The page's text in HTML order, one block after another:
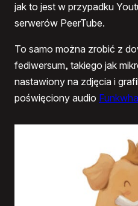
jak to jest w przypadku
serwerów PeerTube.
To samo można zrobić z
fediwersum, takiego jak
nastawiony na zdjęcia i
poświęciony audio